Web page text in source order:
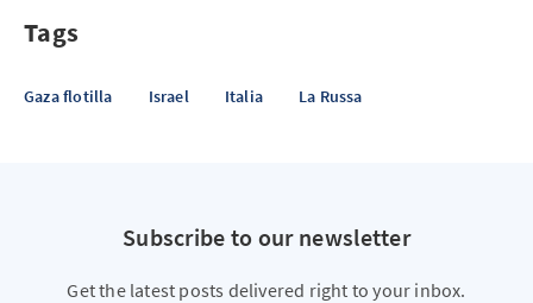
Tags
Gaza flotilla Israel Italia La Russa
Subscribe to our newsletter
Get the latest posts delivered right to your inbox.